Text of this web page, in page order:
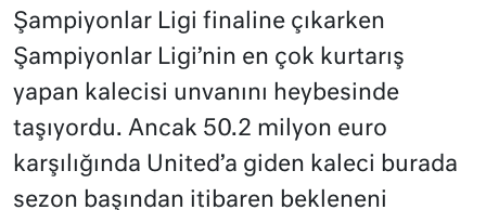
Şampiyonlar Ligi finaline çıkarken
Şampiyonlar Ligi’nin en çok kurtarış
yapan kalecisi unvanını heybesinde
taşıyordu. Ancak 50.2 milyon euro
karşılığında United’a giden kaleci burada
sezon başından itibaren bekleneni